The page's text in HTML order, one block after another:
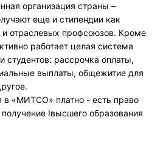
организация страны –
еще и стипендии как
отраслевых профсоюзов. Кроме
работает целая система
студентов: рассрочка оплаты,
выплаты, общежитие для
в «МИТСО» платно - есть право
Iвысшего образования